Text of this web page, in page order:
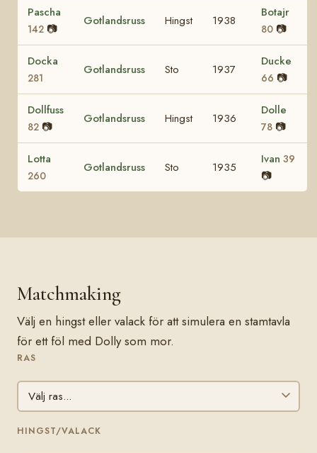
Pascha
142 📷
Gotlandsruss Hingst 1938
Botajr
80 📷
Docka
281
Gotlandsruss Sto 1937
Ducke
66 📷
Dollfuss
82 📷
Gotlandsruss Hingst 1936
Dolle
78 📷
Lotta
260
Gotlandsruss Sto 1935
Ivan 39
📷
Matchmaking
Välj en hingst eller valack för att simulera en stamtavla
för ett föl med Dolly som mor.
RAS
HINGST/VALACK